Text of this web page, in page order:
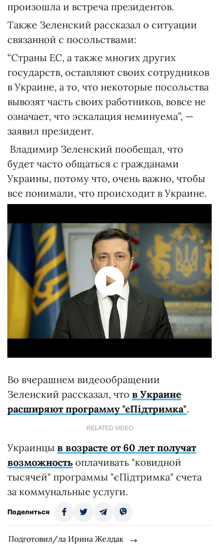
произошла и встреча президентов.
Также Зеленский рассказал о ситуации
связанной с посольствами:
“Страны ЕС, а также многих других
государств, оставляют своих сотрудников
в Украине, а то, что некоторые посольства
вывозят часть своих работников, вовсе не
означает, что эскалация неминуема”, —
заявил президент.
Владимир Зеленский пообещал, что
будет часто общаться с гражданами
Украины, потому что, очень важно, чтобы
все понимали, что происходит в Украине.
Во вчерашнем видеообращении
Зеленский рассказал, что в Украине
расширяют программу "єПідтримка".
RELATED VIDEO
Украинцы в возрасте от 60 лет получат
возможность оплачивать "ковидной
тысячей" программы "єПідтримка" счета
за коммунальные услуги.
Поделиться
Подготовил/ла Ирина Желдак